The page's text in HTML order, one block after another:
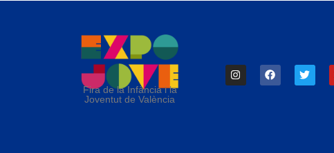
Fira de la Infància i la
Joventut de València